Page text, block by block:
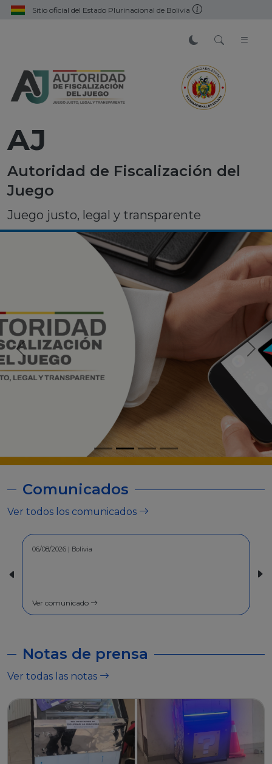
Sitio oficial del Estado Plurinacional de Bolivia
AJ
Autoridad de Fiscalización del
Juego
Juego justo, legal y transparente
Comunicados
Ver todos los comunicados
30/07/2026 | Bolivia
Ver comunicado
Notas de prensa
Ver todas las notas